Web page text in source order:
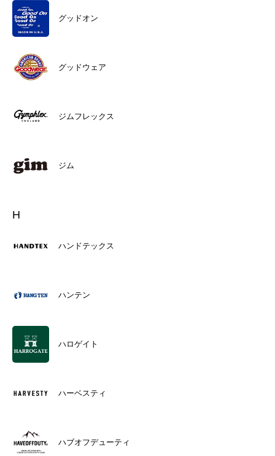
グッドオン
グッドウェア
ジムフレックス
ジム
H
ハンドテックス
ハンテン
ハロゲイト
ハーベスティ
ハブオフデューティ